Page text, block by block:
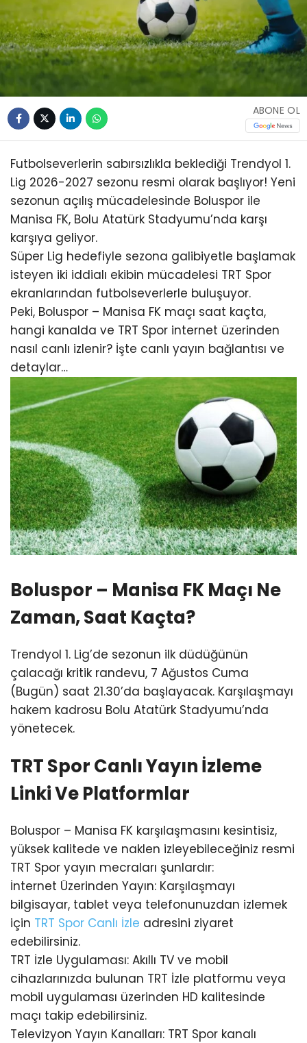
ABONE OL
Futbolseverlerin sabırsızlıkla beklediği Trendyol 1.
Lig 2026-2027 sezonu resmi olarak başlıyor! Yeni
sezonun açılış mücadelesinde Boluspor ile
Manisa FK, Bolu Atatürk Stadyumu’nda karşı
karşıya geliyor.
Süper Lig hedefiyle sezona galibiyetle başlamak
isteyen iki iddialı ekibin mücadelesi TRT Spor
ekranlarından futbolseverlerle buluşuyor.
Peki, Boluspor – Manisa FK maçı saat kaçta,
hangi kanalda ve TRT Spor internet üzerinden
nasıl canlı izlenir? İşte canlı yayın bağlantısı ve
detaylar…
Boluspor – Manisa FK Maçı Ne
Zaman, Saat Kaçta?
Trendyol 1. Lig’de sezonun ilk düdüğünün
çalacağı kritik randevu, 7 Ağustos Cuma
(Bugün) saat 21.30’da başlayacak. Karşılaşmayı
hakem kadrosu Bolu Atatürk Stadyumu’nda
yönetecek.
TRT Spor Canlı Yayın İzleme
Linki Ve Platformlar
Boluspor – Manisa FK karşılaşmasını kesintisiz,
yüksek kalitede ve naklen izleyebileceğiniz resmi
TRT Spor yayın mecraları şunlardır:
İnternet Üzerinden Yayın: Karşılaşmayı
bilgisayar, tablet veya telefonunuzdan izlemek
için TRT Spor Canlı İzle adresini ziyaret
edebilirsiniz.
TRT İzle Uygulaması: Akıllı TV ve mobil
cihazlarınızda bulunan TRT İzle platformu veya
mobil uygulaması üzerinden HD kalitesinde
maçı takip edebilirsiniz.
Televizyon Yayın Kanalları: TRT Spor kanalı